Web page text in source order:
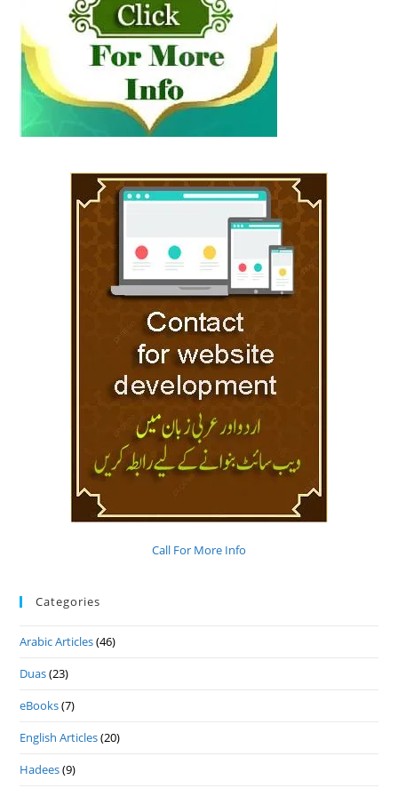
Call For More Info
Categories
Arabic Articles(46)
Duas(23)
eBooks(7)
English Articles(20)
Hadees(9)